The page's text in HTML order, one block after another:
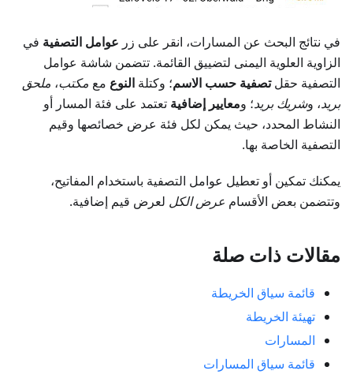
في نتائج البحث عن المسارات، انقر على زر عوامل التصفية في
الزاوية العلوية اليمنى لتضييق القائمة. تتضمن شاشة عوامل
التصفية حقلتصفية حسب الاسم؛ وكتلة النوع مع مكتب، ملحق
بريد، وشريك بريد؛ ومعايير إضافية تعتمد على فئة المسار أو
النشاط المحدد، حيث يمكن لكل فئة عرض خصائصها وقيم
التصفية الخاصة بها.
يمكنك تمكين أو تعطيل عوامل التصفية باستخدام المفاتيح،
وتتضمن بعض الأقسام عرض الكل لعرض قيم إضافية.
مقالات ذات صلة
قائمة سياق الخريطة
تهيئة الخريطة
المسارات
قائمة سياق المسارات